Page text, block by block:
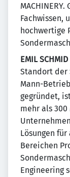
Fachwissen,
hochwertige
EMIL
Standort der
Mann-
gegründet,
mehr als
Lösungen
Bereichen
Engineering